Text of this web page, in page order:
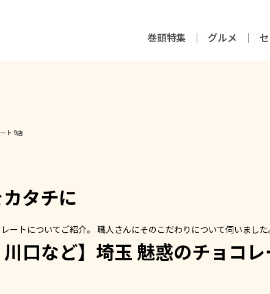
巻頭特集 グルメ
ト 9店
タチに
ートについてご紹介。 職人さんにそのこだわりについて伺いました
口など】埼玉 魅惑のチョコ